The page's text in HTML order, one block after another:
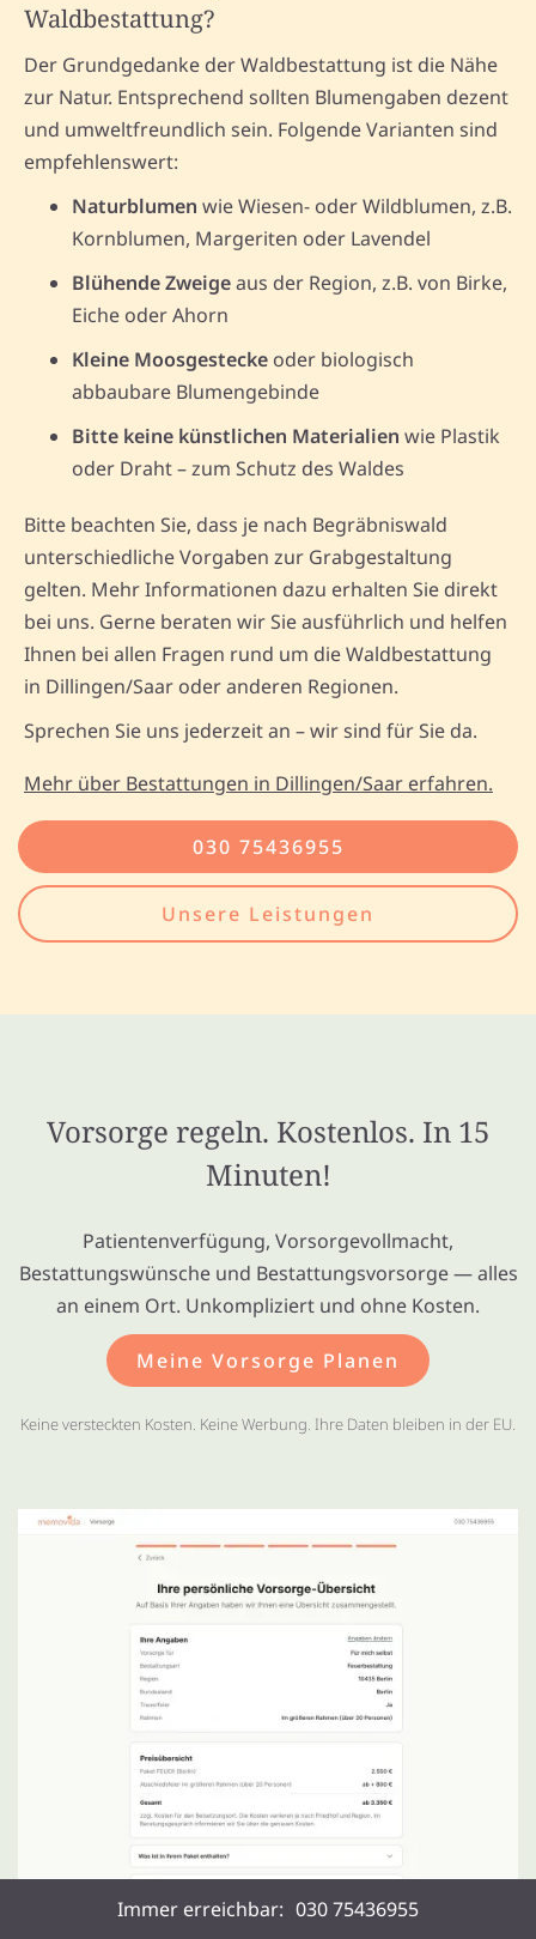
Waldbestattung?
Der Grundgedanke der Waldbestattung ist die Nähe
zur Natur. Entsprechend sollten Blumengaben dezent
und umweltfreundlich sein. Folgende Varianten sind
empfehlenswert:
Naturblumen wie Wiesen- oder Wildblumen, z.B.
Kornblumen, Margeriten oder Lavendel
Blühende Zweigeaus der Region, z.B. von Birke,
Eiche oder Ahorn
Kleine Moosgestecke oder biologisch
abbaubare Blumengebinde
Bitte keine künstlichen Materialien wie Plastik
oder Draht – zum Schutz des Waldes
Bitte beachten Sie, dass je nach Begräbniswald
unterschiedliche Vorgaben zur Grabgestaltung
gelten. Mehr Informationen dazu erhalten Sie direkt
bei uns. Gerne beraten wir Sie ausführlich und helfen
Ihnen bei allen Fragen rund um die Waldbestattung
in Dillingen/Saar oder anderen Regionen.
Sprechen Sie uns jederzeit an – wir sind für Sie da.
Mehr über Bestattungen in Dillingen/Saar erfahren.
030 75436955
Unsere Leistungen
Vorsorge regeln. Kostenlos. In 15
Minuten!
Patientenverfügung, Vorsorgevollmacht,
Bestattungswünsche und Bestattungsvorsorge — alles
an einem Ort. Unkompliziert und ohne Kosten.
Meine Vorsorge Planen
Keine versteckten Kosten. Keine Werbung. Ihre Daten bleiben in der EU.
Immer erreichbar: 030 75436955